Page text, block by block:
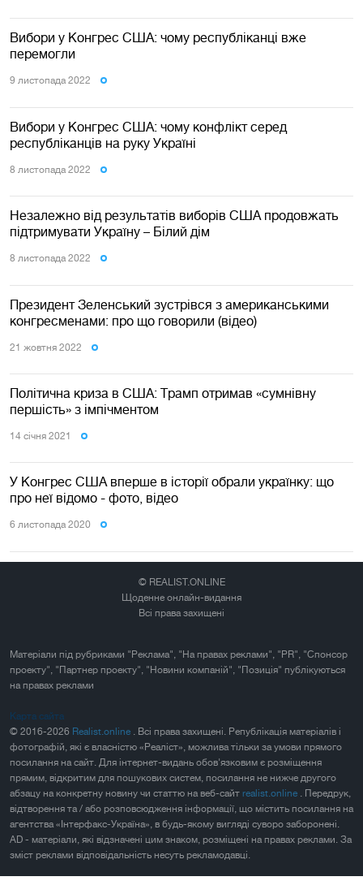
Вибори у Конгрес США: чому республіканці вже
перемогли
9 листопада 2022
Вибори у Конгрес США: чому конфлікт серед
республіканців на руку Україні
8 листопада 2022
Незалежно від результатів виборів США продовжать
підтримувати Україну – Білий дім
8 листопада 2022
Президент Зеленський зустрівся з американськими
конгресменами: про що говорили (відео)
21 жовтня 2022
Політична криза в США: Трамп отримав «сумнівну
першість» з імпічментом
14 сiчня 2021
У Конгрес США вперше в історії обрали українку: що
про неї відомо - фото, відео
6 листопада 2020
© REALIST.ONLINE
Щоденне онлайн-видання
Всі права захищені
Матеріали під рубриками "Реклама", "На правах реклами", "PR", "Спонсор
проекту", "Партнер проекту", "Новини компаній", "Позиція" публікуються
на правах реклами
Карта сайта
© 2016-2026 Realist.online
. Всі права захищені. Републікація матеріалів і
фотографій, які є власністю «Реаліст», можлива тільки за умови прямого
посилання на сайт. Для інтернет-видань обов'язковим є розміщення
прямим, відкритим для пошукових систем, посилання не нижче другого
абзацу на конкретну новину чи статтю на веб-сайт realist.online
. Передрук,
відтворення та / або розповсюдження інформації, що містить посилання на
агентства «Інтерфакс-Україна», в будь-якому вигляді суворо заборонені.
AD - матеріали, які відзначені цим знаком, розміщені на правах реклами. За
зміст реклами відповідальність несуть рекламодавці.